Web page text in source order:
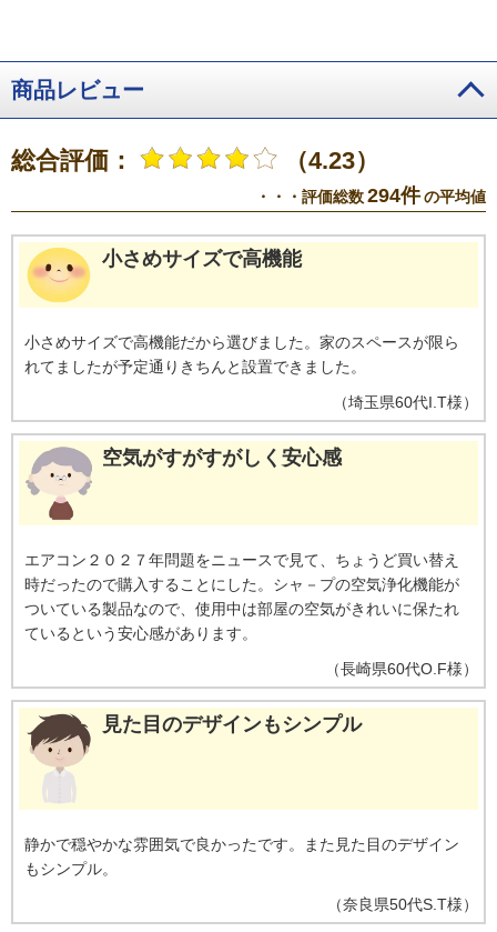
商品レビュー
総合評価： （4.23）
・・・評価総数294件の平均値
小さめサイズで高機能
小さめサイズで高機能だから選びました。家のスペースが限ら
れてましたが予定通りきちんと設置できました。
（埼玉県60代I.T様）
空気がすがすがしく安心感
エアコン２０２７年問題をニュースで見て、ちょうど買い替え
時だったので購入することにした。シャ－プの空気浄化機能が
ついている製品なので、使用中は部屋の空気がきれいに保たれ
ているという安心感があります。
（長崎県60代O.F様）
見た目のデザインもシンプル
静かで穏やかな雰囲気で良かったです。また見た目のデザイン
もシンプル。
（奈良県50代S.T様）